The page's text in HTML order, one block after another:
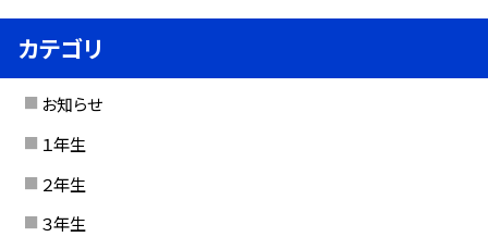
カテゴリ
お知らせ
１年生
２年生
３年生